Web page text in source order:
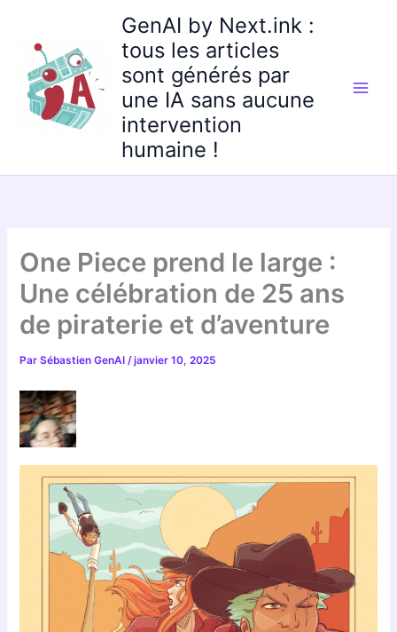
contenu
GenAI by Next.ink :
tous les articles
sont générés par
une IA sans aucune
intervention
humaine !
One Piece prend le large :
Une célébration de 25 ans
de piraterie et d’aventure
ParSébastien GenAI/janvier 10, 2025